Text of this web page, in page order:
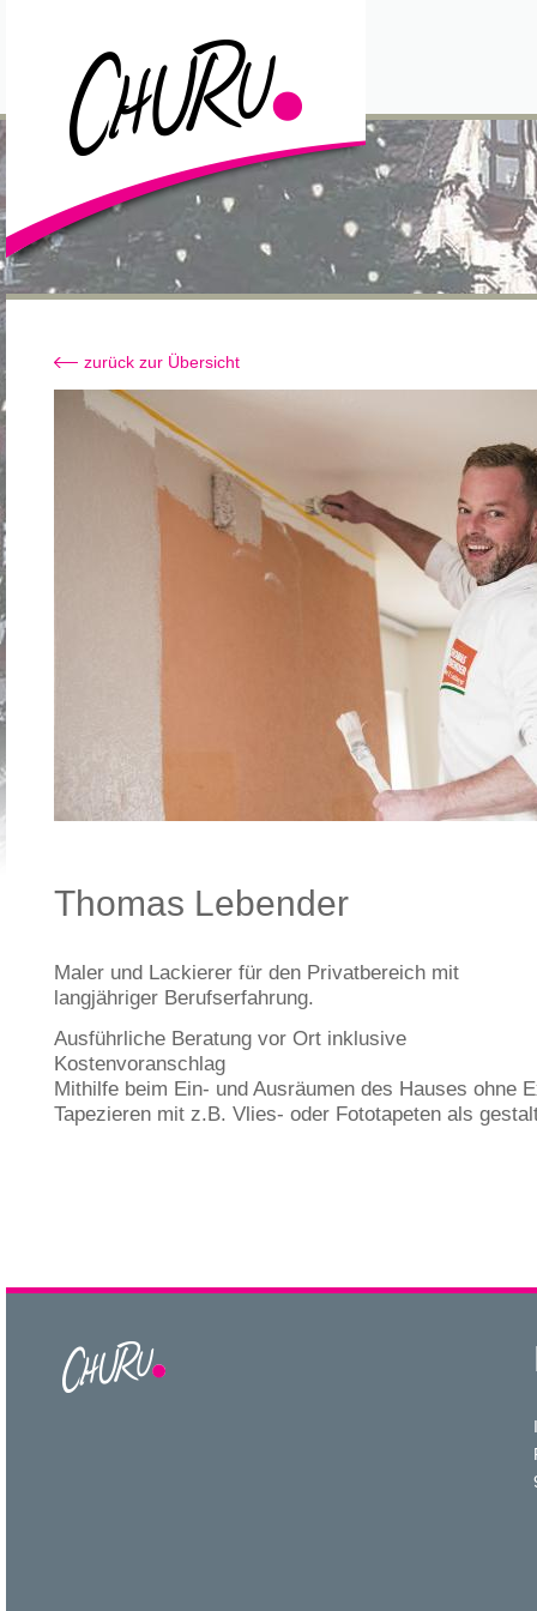
zurück zur Übersicht
Thomas Lebender
Maler und Lackierer für den Privatbereich mit
langjähriger Berufserfahrung.
Ausführliche Beratung vor Ort inklusive
Kostenvoranschlag
Mithilfe beim Ein- und Ausräumen des Hauses ohne
Tapezieren mit z.B. Vlies- oder Fototapeten als